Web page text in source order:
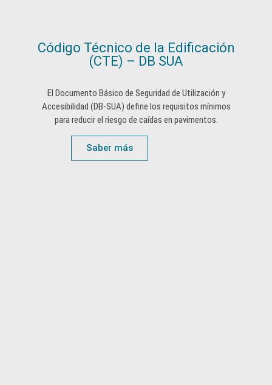
Código Técnico de la Edificación
(CTE) – DB SUA
El Documento Básico de Seguridad de Utilización y
Accesibilidad (DB-SUA) define los requisitos mínimos
para reducir el riesgo de caídas en pavimentos.
Saber más